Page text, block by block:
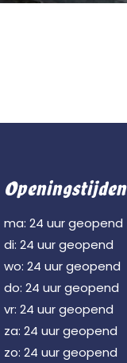
Openingstijden
ma: 24 uur geopend
di: 24 uur geopend
wo: 24 uur geopend
do: 24 uur geopend
vr: 24 uur geopend
za: 24 uur geopend
zo: 24 uur geopend